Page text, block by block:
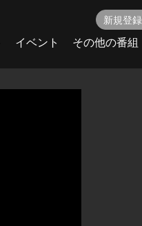
新規登録
イベント その他の番組